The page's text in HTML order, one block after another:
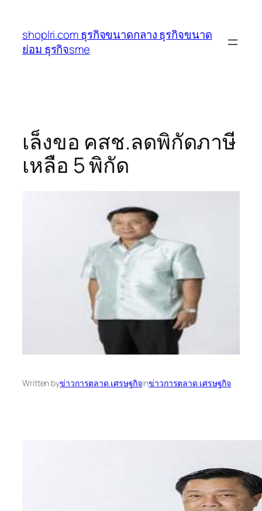
เนื้อหา
shoplri.com ธุรกิจขนาดกลาง ธุรกิจขนาด
ย่อม ธุรกิจsme
เล็งขอ คสช.ลดพิกัดภาษี
เหลือ 5 พิกัด
Written byข่าวการตลาด เศรษฐกิจinข่าวการตลาด เศรษฐกิจ